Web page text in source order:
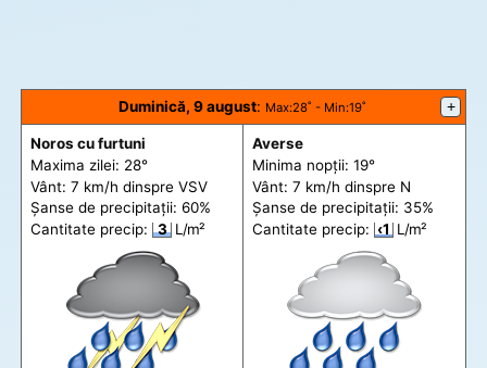
Duminică, 9 august: Max:28˚ - Min:19˚ +
Noros cu furtuni
Maxima zilei: 28°
Vânt: 7 km/h dinspre VSV
Șanse de precipitații: 60%
Cantitate precip:
3 L/m²
Averse
Minima nopții: 19°
Vânt: 7 km/h dinspre N
Șanse de precipitații: 35%
Cantitate precip: ‹1 L/m²